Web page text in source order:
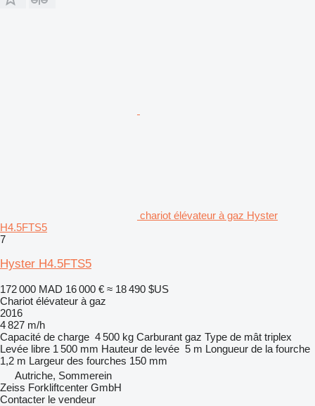
chariot élévateur à gaz Hyster
H4.5FTS5
7
Hyster H4.5FTS5
172 000 MAD 16 000 € ≈ 18 490 $US
Chariot élévateur à gaz
2016
4 827 m/h
Capacité de charge 4 500 kg Carburant gaz Type de mât triplex
Levée libre 1 500 mm Hauteur de levée 5 m Longueur de la fourche
1,2 m Largeur des fourches 150 mm
Autriche, Sommerein
Zeiss Forkliftcenter GmbH
Contacter le vendeur